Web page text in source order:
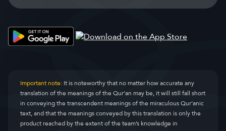
Important note:It is noteworthy that no matter how accurate any
translation of the meanings of the Qur’an may be, it will still fall short
in conveying the transcendent meanings of the miraculous Qur’anic
text, and that the meanings conveyed by this translation is only the
product reached by the extent of the team’s knowledge in